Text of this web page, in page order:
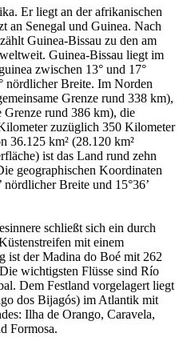
Er liegt an der afrikanischen
an Senegal und Guinea. Nach
Guinea-Bissau zu den am
Guinea-Bissau liegt im
zwischen 13° und 17°
nördlicher Breite. Im Norden
Grenze rund 338 km),
Grenze rund 386 km), die
zuzüglich 350 Kilometer
36.125 km² (28.120 km²
ist das Land rund zehn
geographischen Koordinaten
nördlicher Breite und 15°36’
schließt sich ein durch
mit einem
ist der Madina do Boé mit 262
wichtigsten Flüsse sind Río
Dem Festland vorgelagert liegt
dos Bijagós) im Atlantik mit
Ilha de Orango, Caravela,
Formosa.